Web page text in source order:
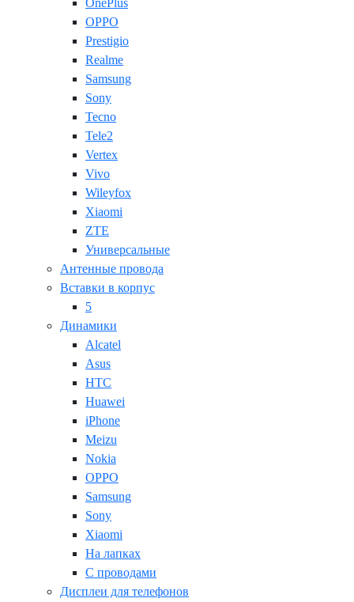
OnePlus
OPPO
Prestigio
Realme
Samsung
Sony
Tecno
Tele2
Vertex
Vivo
Wileyfox
Xiaomi
ZTE
Универсальные
Антенные провода
Вставки в корпус
5
Динамики
Alcatel
Asus
HTC
Huawei
iPhone
Meizu
Nokia
OPPO
Samsung
Sony
Xiaomi
На лапках
С проводами
Дисплеи для телефонов